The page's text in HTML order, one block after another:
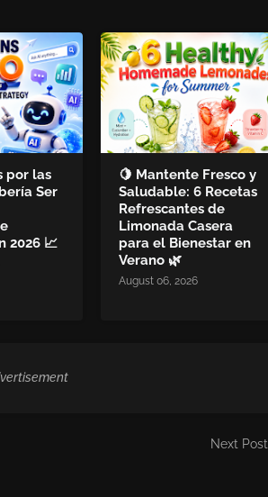
por las
Ser
2026 📈
🍋 Mantente Fresco y
Saludable: 6 Recetas
Refrescantes de
Limonada Casera
para el Bienestar en
Verano 🌿
August 06, 2026
Next Post